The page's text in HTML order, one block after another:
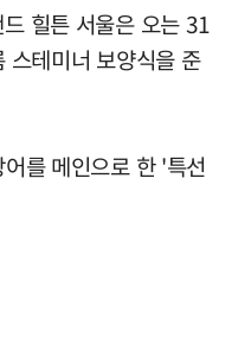
힐튼 서울은 오는 31
스테미너 보양식을 준
를 메인으로 한 '특선